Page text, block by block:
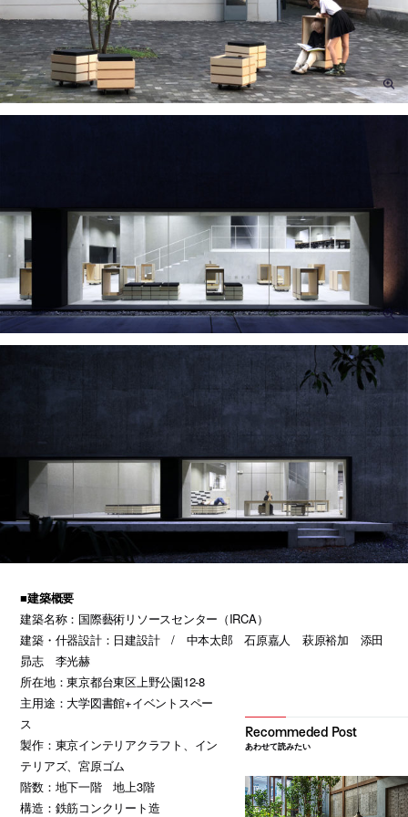
■建築概要
建築名称：国際藝術リソースセンター（IRCA）
建築・什器設計：日建設計 / 中本太郎 石原嘉人 萩原裕加 添田
昴志 李光赫
所在地：東京都台東区上野公園12-8
主用途：大学図書館+イベントスペー
ス
製作：東京インテリアクラフト、イン
テリアズ、宮原ゴム
階数：地下一階 地上3階
構造：鉄筋コンクリート造
あわせて読みたい